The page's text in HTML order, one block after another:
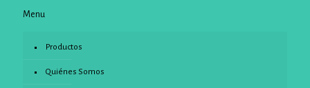
Menu
Productos
Quiénes Somos